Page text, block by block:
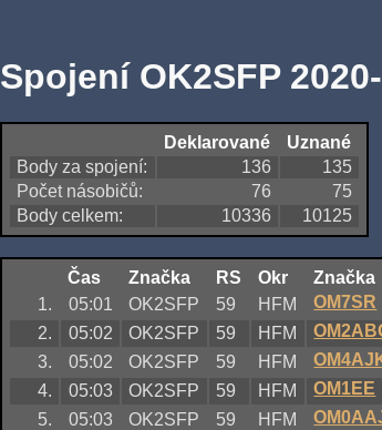
Spojení OK2SFP
Deklarované
Uznané
Body za spojení:
136
135
Počet násobičů:
76
75
Body celkem:
10336 10125
Čas Značka RS Okr Značka
1.
05:01 OK2SFP 59 HFM OM7SR
2.
05:02 OK2SFP 59 HFM
3.
05:02 OK2SFP 59 HFM
4.
05:03 OK2SFP 59 HFM OM1EE
5.
05:03 OK2SFP 59 HFM